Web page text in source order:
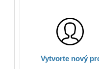
Vytvorte nový